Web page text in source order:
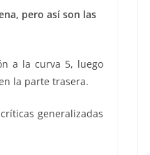
pero así son las
a la curva 5, luego
la parte trasera.
generalizadas